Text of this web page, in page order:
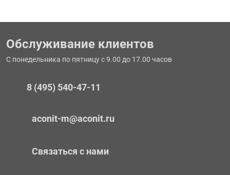
Обслуживание клиентов
С понедельника по пятницу с 9.00 до 17.00 часов
8 (495) 540-47-11
aconit-m@aconit.ru
Связаться с нами